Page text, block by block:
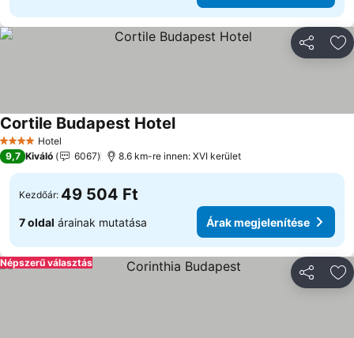
4 KategóriaHotel
Cortile Budapest Hotel
9,7 Kiváló 6067 8.6 km-re innen: XVI kerület
Kezdőár: 49 504 Ft
7 oldal árainak mutatása Árak megjelenítése
Népszerű választás